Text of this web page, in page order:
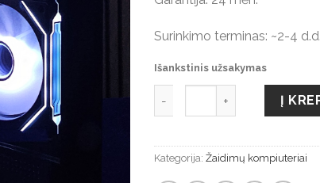
Surinkimo terminas: ~2-4 d.d.
Išankstinis užsakymas
produkto kiekis: RyzenĮ
Kategorija: Žaidimų kompiuteriai